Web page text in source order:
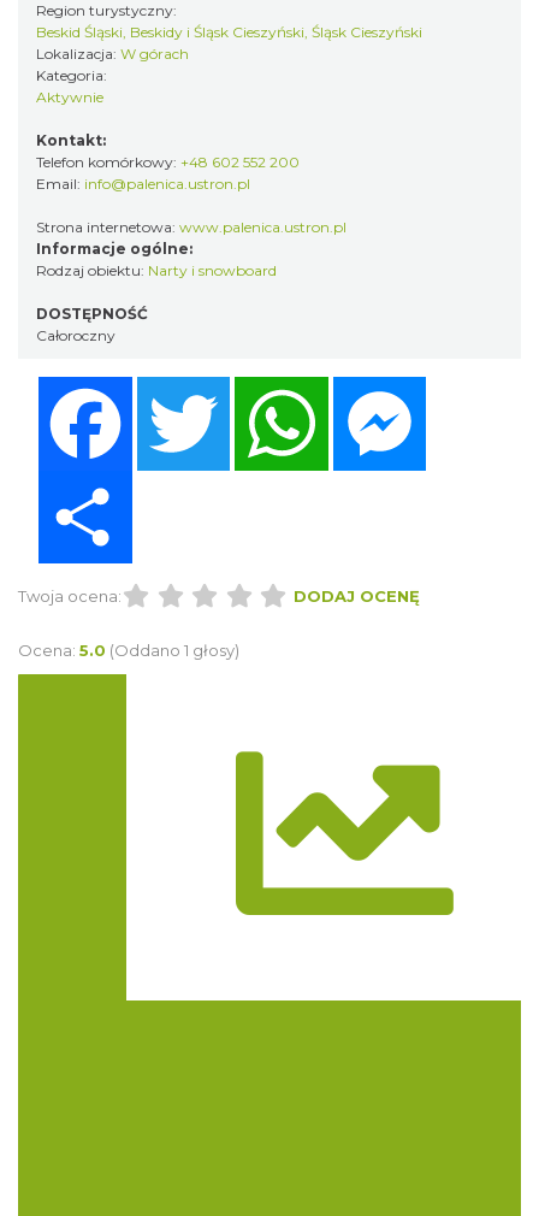
Region turystyczny:
Beskid Śląski, Beskidy i Śląsk Cieszyński, Śląsk Cieszyński
Lokalizacja: W górach
Kategoria:
Aktywnie
Kontakt:
Telefon komórkowy: +48 602 552 200
Email: info@palenica.ustron.pl
Strona internetowa: www.palenica.ustron.pl
Informacje ogólne:
Rodzaj obiektu: Narty i snowboard
DOSTĘPNOŚĆ
Całoroczny
Twitter WhatsApp
Twoja ocena: DODAJ OCENĘ
Ocena: 5.0 (Oddano 1 głosy)
Trasa